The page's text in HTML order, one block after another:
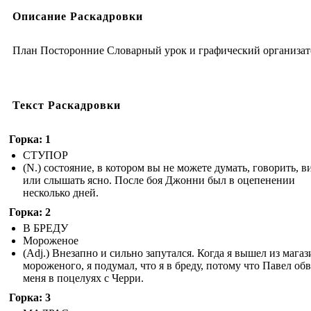
Описание Раскадровки
План Посторонние Словарный урок и графический
Текст Раскадровки
Горка: 1
СТУПОР
(N.) состояние, в котором вы не можете думать, говорить,
или слышать ясно. После боя Джонни был в оцепенении
несколько дней.
Горка: 2
В БРЕДУ
Мороженое
(Adj.) Внезапно и сильно запутался. Когда я вышел из
мороженого, я подумал, что я в бреду, потому что Павел
меня в поцелуях с Черри.
Горка: 3